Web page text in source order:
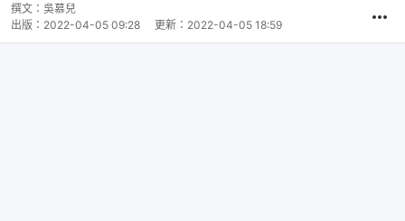
撰文： 吳慕兒
出版： 2022-04-05 09:28 更新： 2022-04-05 18:59